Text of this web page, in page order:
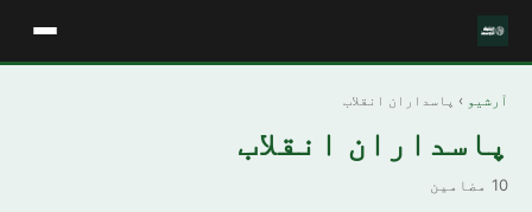
آرشیو › پاسداران انقلاب
پاسداران انقلاب
10 مضامین